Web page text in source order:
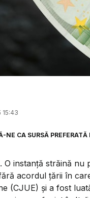
15:43
NE CA SURSĂ PREFERATĂ
instanță străină
acordul țării în
(CJUE) și a fost